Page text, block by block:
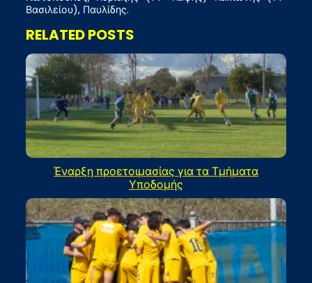
Βασιλείου), Παυλίδης.
RELATED POSTS
Έναρξη προετοιμασίας για τα Τμήματα
Υποδομής